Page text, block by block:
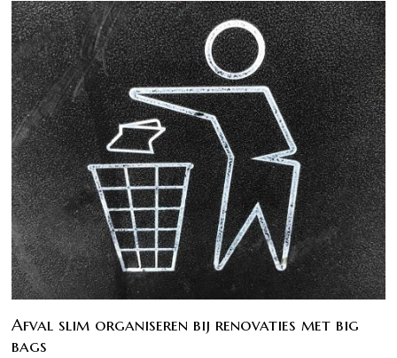
Afval slim organiseren bij renovaties met big
bags